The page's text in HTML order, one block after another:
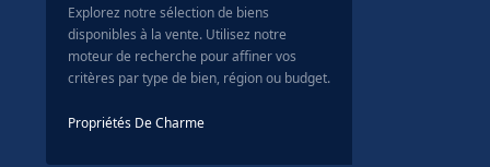
Explorez notre sélection de biens
disponibles à la vente. Utilisez notre
moteur de recherche pour affiner vos
critères par type de bien, région ou budget.
Propriétés De Charme